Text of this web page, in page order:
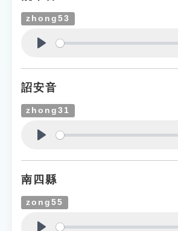
zhong53
詔安音
zhong31
南四縣
zong55